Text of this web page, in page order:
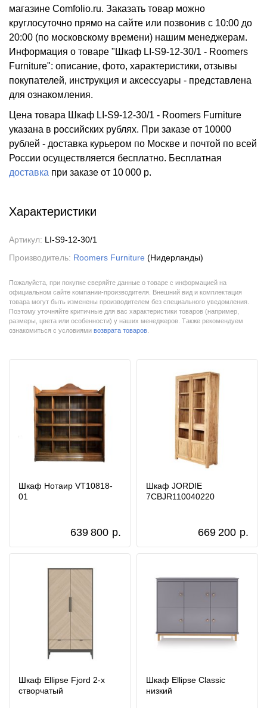
магазине Comfolio.ru. Заказать товар можно
круглосуточно прямо на сайте или позвонив с 10:00 до
20:00 (по московскому времени) нашим менеджерам.
Информация о товаре "Шкаф LI-S9-12-30/1 - Roomers
Furniture": описание, фото, характеристики, отзывы
покупателей, инструкция и аксессуары - представлена
для ознакомления.
Цена товара Шкаф LI-S9-12-30/1 - Roomers Furniture
указана в российских рублях. При заказе от 10000
рублей - доставка курьером по Москве и почтой по всей
России осуществляется бесплатно. Бесплатная
доставка при заказе от 10 000 р.
Характеристики
Артикул: LI-S9-12-30/1
Производитель: Roomers Furniture (Нидерланды)
Пожалуйста, при покупке сверяйте данные о товаре с информацией на
официальном сайте компании-производителя. Внешний вид и комплектация
товара могут быть изменены производителем без специального уведомления.
Поэтому уточняйте критичные для вас характеристики товаров (например,
размеры, цвета или особенности) у наших менеджеров. Также рекомендуем
ознакомиться с условиями возврата товаров
Шкаф Нотаир VT10818-
01
639 800 р.
Шкаф JORDIE
7CBJR110040220
669 200 р.
Шкаф Ellipse Fjord 2-х
створчатый
Шкаф Ellipse Classic
низкий